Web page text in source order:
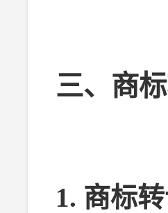
三、商
1. 商标